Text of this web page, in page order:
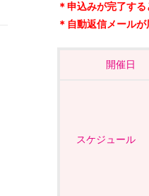
＊申込みが完了す
＊自動返信メール
開催日
スケジュール